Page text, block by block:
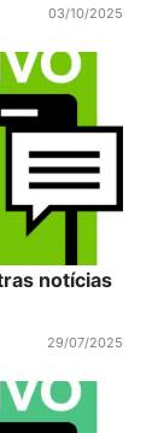
03/10/2025
notícias
29/07/2025